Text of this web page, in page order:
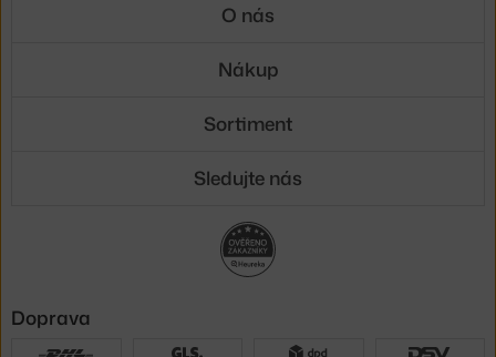
O nás
Nákup
Sortiment
Sledujte nás
Doprava